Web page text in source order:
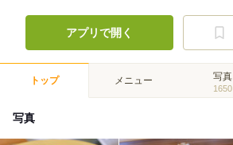
アプリで開く
トップ メニュー 写真
1650
写真